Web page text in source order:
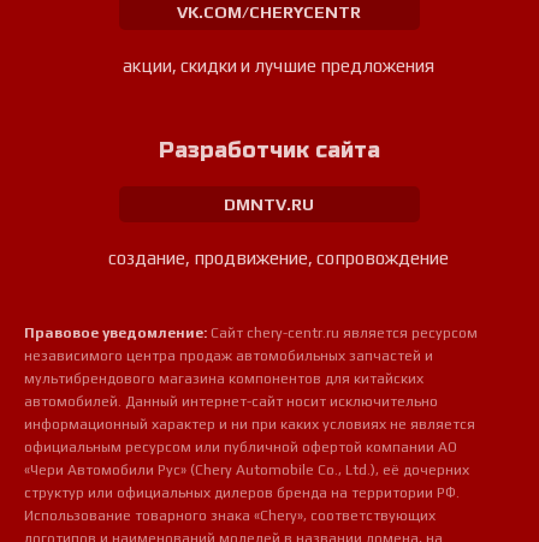
VK.COM/CHERYCENTR
акции, скидки и лучшие предложения
Разработчик сайта
DMNTV.RU
создание, продвижение, сопровождение
Правовое уведомление: Сайт chery-centr.ru является ресурсом
независимого центра продаж автомобильных запчастей и
мультибрендового магазина компонентов для китайских
автомобилей. Данный интернет-сайт носит исключительно
информационный характер и ни при каких условиях не является
официальным ресурсом или публичной офертой компании АО
«Чери Автомобили Рус» (Chery Automobile Co., Ltd.), её дочерних
структур или официальных дилеров бренда на территории РФ.
Использование товарного знака «Chery», соответствующих
логотипов и наименований моделей в названии домена, на